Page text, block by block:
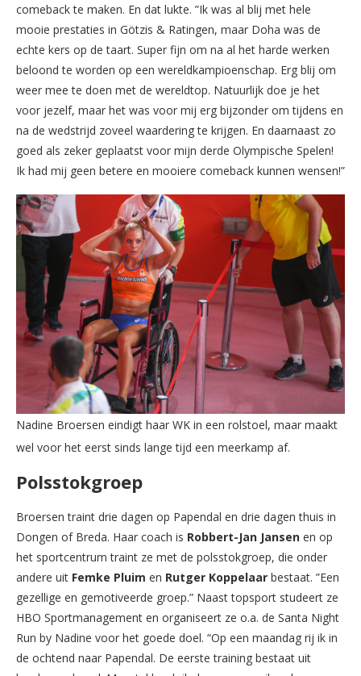
comeback te maken. En dat lukte. ”Ik was al blij met hele
mooie prestaties in Götzis & Ratingen, maar Doha was de
echte kers op de taart. Super fijn om na al het harde werken
beloond te worden op een wereldkampioenschap. Erg blij om
weer mee te doen met de wereldtop. Natuurlijk doe je het
voor jezelf, maar het was voor mij erg bijzonder om tijdens en
na de wedstrijd zoveel waardering te krijgen. En daarnaast zo
goed als zeker geplaatst voor mijn derde Olympische Spelen!
Ik had mij geen betere en mooiere comeback kunnen wensen!”
Nadine Broersen eindigt haar WK in een rolstoel, maar maakt
wel voor het eerst sinds lange tijd een meerkamp af.
Polsstokgroep
Broersen traint drie dagen op Papendal en drie dagen thuis in
Dongen of Breda. Haar coach is Robbert-Jan Jansen en op
het sportcentrum traint ze met de polsstokgroep, die onder
andere uit Femke Pluim en Rutger Koppelaar bestaat. ”Een
gezellige en gemotiveerde groep.” Naast topsport studeert ze
HBO Sportmanagement en organiseert ze o.a. de Santa Night
Run by Nadine voor het goede doel. “Op een maandag rij ik in
de ochtend naar Papendal. De eerste training bestaat uit